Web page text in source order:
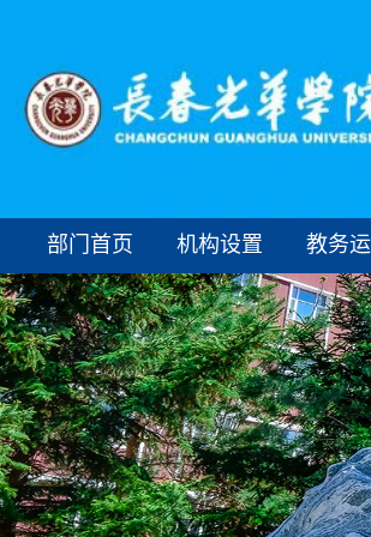
部门首页 机构设置 教务